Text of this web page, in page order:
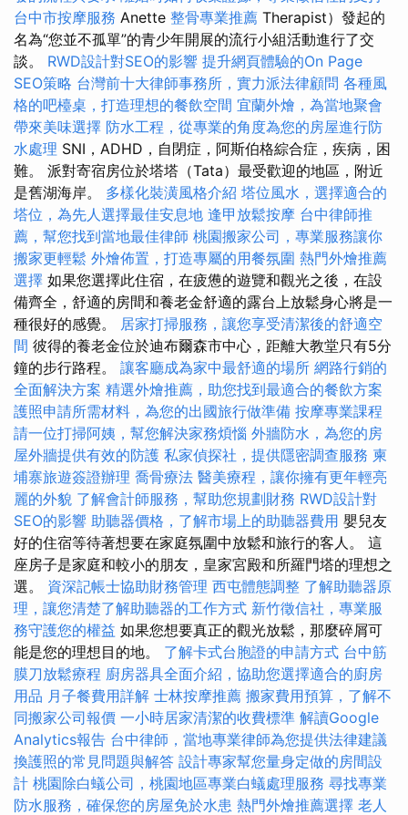
台中市按摩服務 Anette 整骨專業推薦 Therapist）發起的
名為“您並不孤單”的青少年開展的流行小組活動進行了交
談。 RWD設計對SEO的影響 提升網頁體驗的On Page
SEO策略 台灣前十大律師事務所，實力派法律顧問 各種風
格的吧檯桌，打造理想的餐飲空間 宜蘭外燴，為當地聚會
帶來美味選擇 防水工程，從專業的角度為您的房屋進行防
水處理 SNI，ADHD，自閉症，阿斯伯格綜合症，疾病，困
難。 派對寄宿房位於塔塔（Tata）最受歡迎的地區，附近
是舊湖海岸。 多樣化裝潢風格介紹 塔位風水，選擇適合的
塔位，為先人選擇最佳安息地 逢甲放鬆按摩 台中律師推
薦，幫您找到當地最佳律師 桃園搬家公司，專業服務讓你
搬家更輕鬆 外燴佈置，打造專屬的用餐氛圍 熱門外燴推薦
選擇 如果您選擇此住宿，在疲憊的遊覽和觀光之後，在設
備齊全，舒適的房間和養老金舒適的露台上放鬆身心將是一
種很好的感覺。 居家打掃服務，讓您享受清潔後的舒適空
間 彼得的養老金位於迪布爾森市中心，距離大教堂只有5分
鐘的步行路程。 讓客廳成為家中最舒適的場所 網路行銷的
全面解決方案 精選外燴推薦，助您找到最適合的餐飲方案
護照申請所需材料，為您的出國旅行做準備 按摩專業課程
請一位打掃阿姨，幫您解決家務煩惱 外牆防水，為您的房
屋外牆提供有效的防護 私家偵探社，提供隱密調查服務 柬
埔寨旅遊簽證辦理 喬骨療法 醫美療程，讓你擁有更年輕亮
麗的外貌 了解會計師服務，幫助您規劃財務 RWD設計對
SEO的影響 助聽器價格，了解市場上的助聽器費用 嬰兒友
好的住宿等待著想要在家庭氛圍中放鬆和旅行的客人。 這
座房子是家庭和較小的朋友，皇家宮殿和所羅門塔的理想之
選。 資深記帳士協助財務管理 西屯體態調整 了解助聽器原
理，讓您清楚了解助聽器的工作方式 新竹徵信社，專業服
務守護您的權益 如果您想要真正的觀光放鬆，那麼碎屑可
能是您的理想目的地。 了解卡式台胞證的申請方式 台中筋
膜刀放鬆療程 廚房器具全面介紹，協助您選擇適合的廚房
用品 月子餐費用詳解 士林按摩推薦 搬家費用預算，了解不
同搬家公司報價 一小時居家清潔的收費標準 解讀Google
Analytics報告 台中律師，當地專業律師為您提供法律建議
換護照的常見問題與解答 設計專家幫您量身定做的房間設
計 桃園除白蟻公司，桃園地區專業白蟻處理服務 尋找專業
防水服務，確保您的房屋免於水患 熱門外燴推薦選擇 老人